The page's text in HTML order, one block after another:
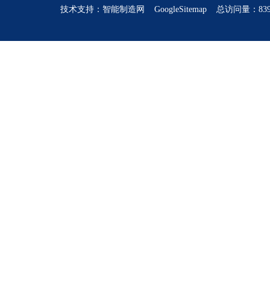
技术支持： 智能制造网 GoogleSitemap 总访问量：